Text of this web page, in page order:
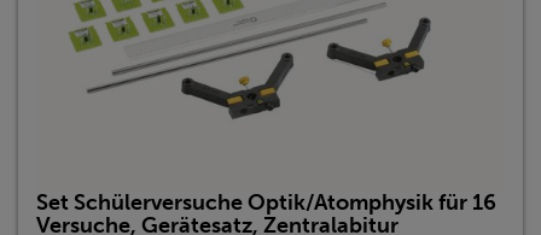
Set Schülerversuche Optik/Atomphysik für 16
Versuche, Gerätesatz, Zentralabitur